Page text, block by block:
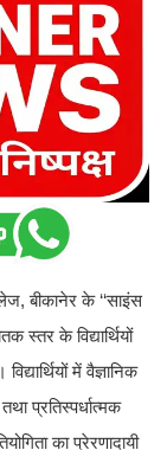
बीकानेर के ‘‘साइंस
स्तर के विद्यार्थियों
में वैज्ञानिक
प्रतिस्पर्धात्मक
का प्रेरणादायी